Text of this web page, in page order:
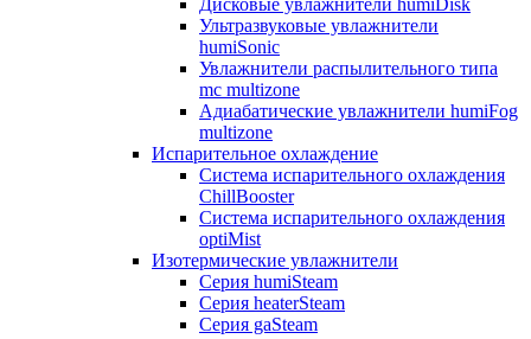
Дисковые увлажнители humiDisk
Ультразвуковые увлажнители
humiSonic
Увлажнители распылительного типа
mc multizone
Адиабатические увлажнители humiFog
multizone
Испарительное охлаждение
Система испарительного охлаждения
ChillBooster
Система испарительного охлаждения
optiMist
Изотермические увлажнители
Серия humiSteam
Серия heaterSteam
Серия gaSteam